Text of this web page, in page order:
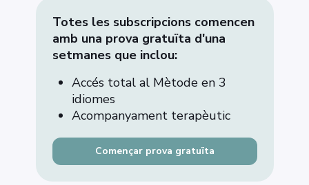
Totes les subscripcions comencen
amb una prova gratuïta d'una
setmanes que inclou:
Accés total al Mètode en 3
idiomes
Acompanyament terapèutic
Començar prova gratuïta